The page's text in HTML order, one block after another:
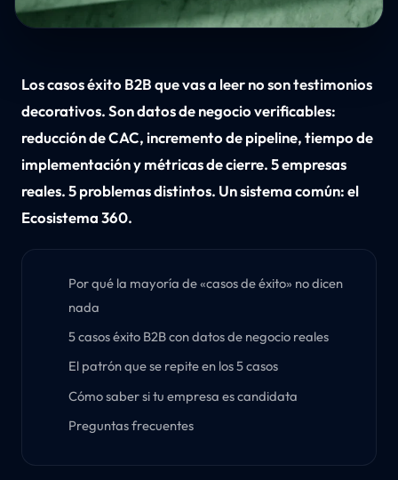
Los casos éxito B2B que vas a leer no son testimonios
decorativos. Son datos de negocio verificables:
reducción de CAC, incremento de pipeline, tiempo de
implementación y métricas de cierre. 5 empresas
reales. 5 problemas distintos. Un sistema común: el
Ecosistema 360.
Por qué la mayoría de «casos de éxito» no dicen
nada
5 casos éxito B2B con datos de negocio reales
El patrón que se repite en los 5 casos
Cómo saber si tu empresa es candidata
Preguntas frecuentes